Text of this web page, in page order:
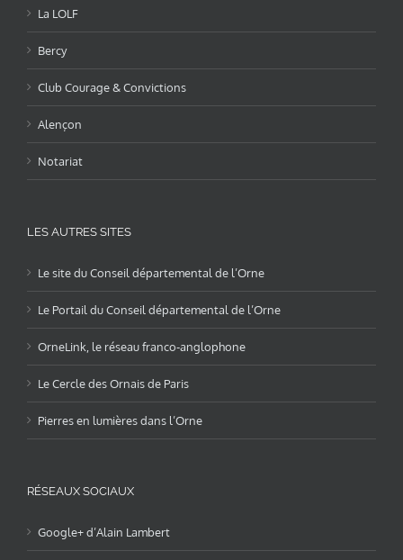
La LOLF
Bercy
Club Courage & Convictions
Alençon
Notariat
LES AUTRES SITES
Le site du Conseil départemental de l’Orne
Le Portail du Conseil départemental de l’Orne
OrneLink, le réseau franco-anglophone
Le Cercle des Ornais de Paris
Pierres en lumières dans l’Orne
RÉSEAUX SOCIAUX
Google+ d’Alain Lambert